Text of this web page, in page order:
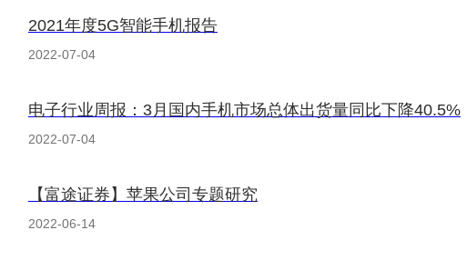
2021年度5G智能手机报告
2022-07-04
电子行业周报：3月国内手机市场总体出货量同比下降40.5%
2022-07-04
【富途证券】苹果公司专题研究
2022-06-14